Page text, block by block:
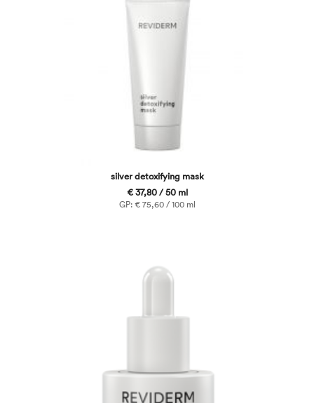
silver detoxifying mask
€ 37,80 / 50 ml
GP: € 75,60 / 100 ml